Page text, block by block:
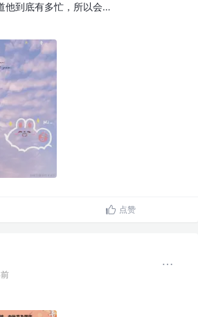
他到底有多忙，所以会…
点赞